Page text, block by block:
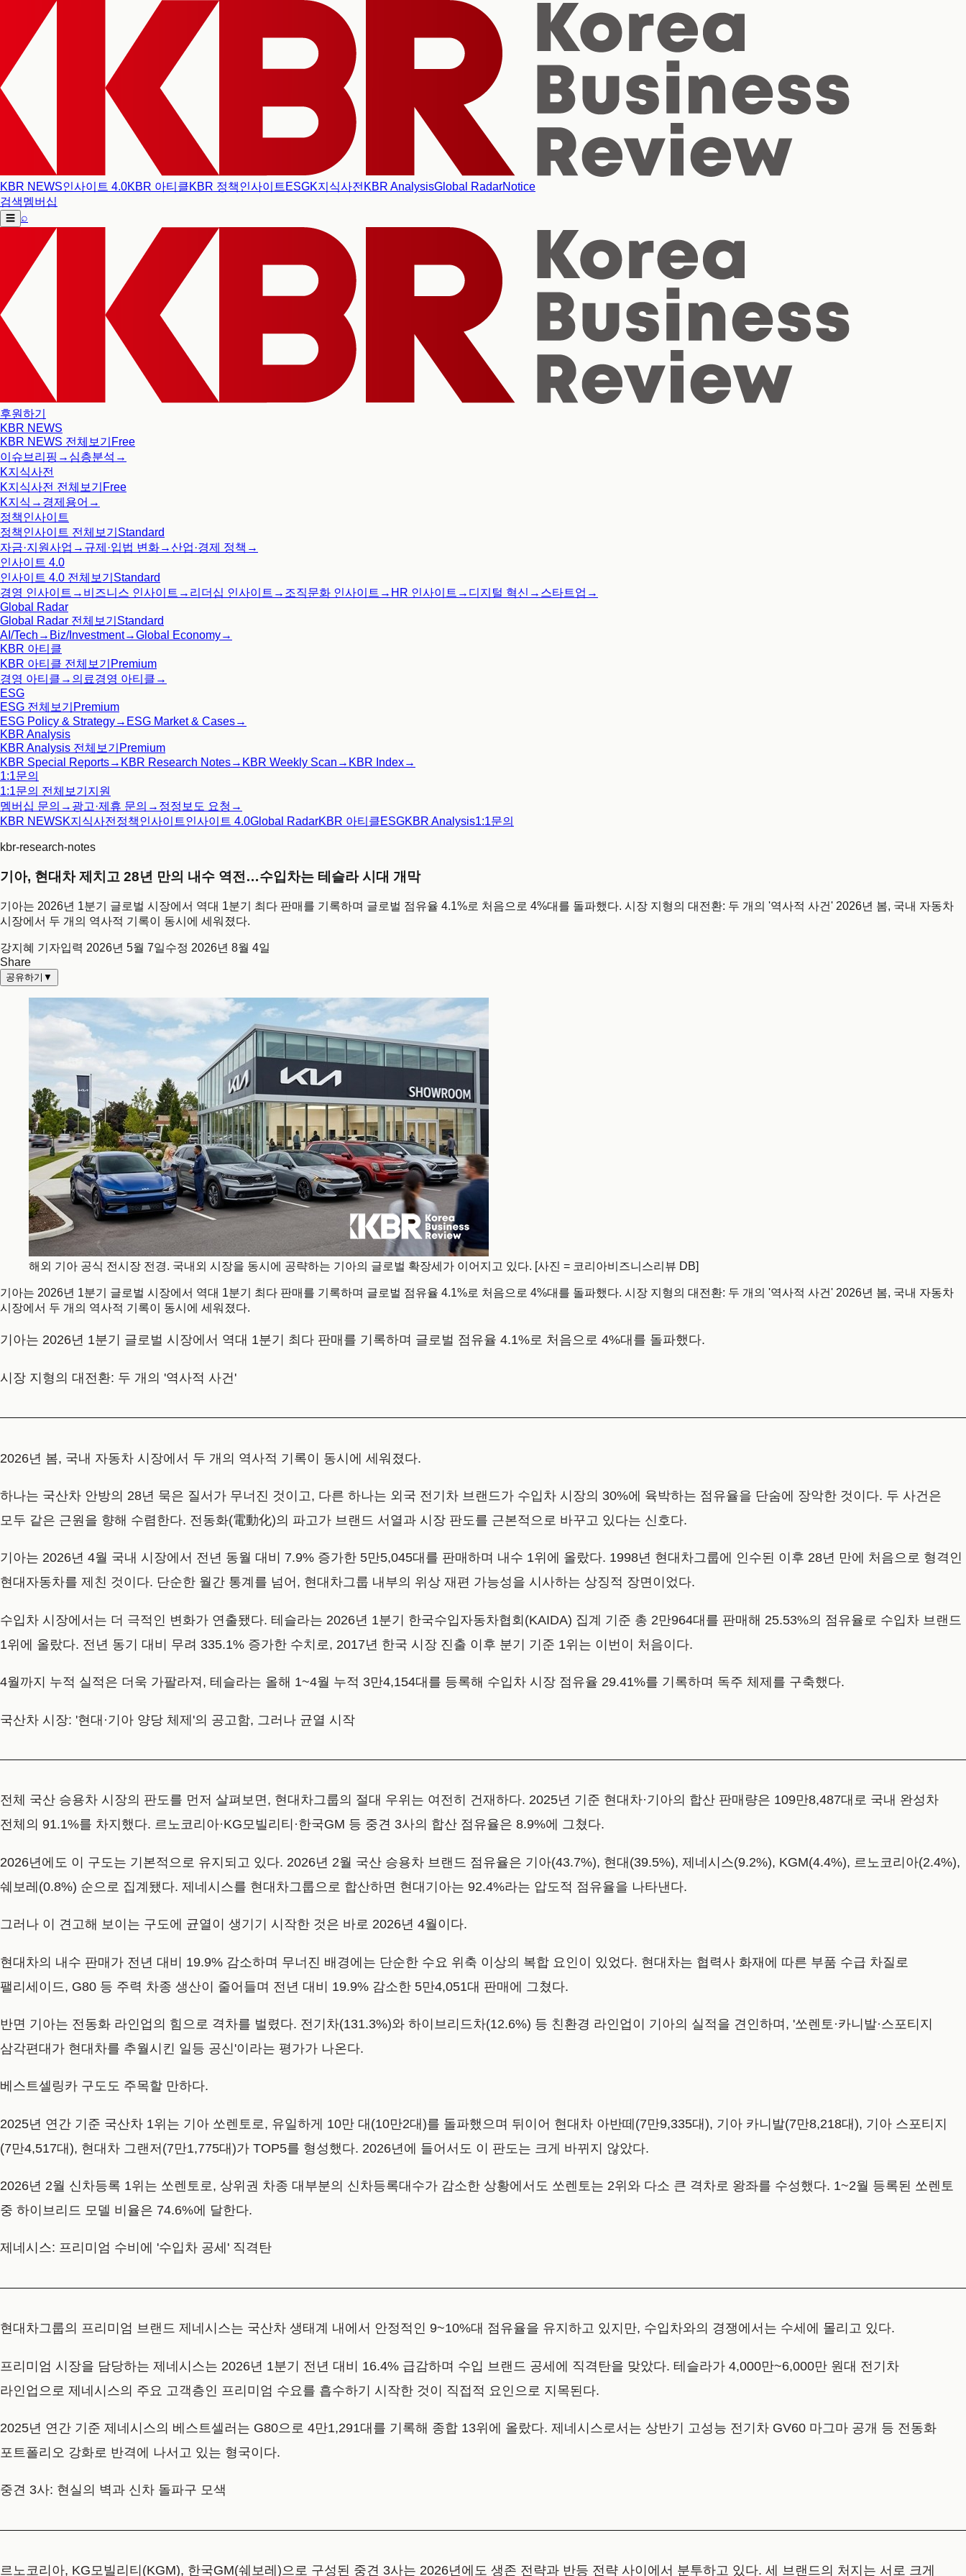
KBR NEWS인사이트 4.0KBR 아티클KBR 정책인사이트 ESGK지식사전 KBR AnalysisGlobal RadarNotice
검색멤버십
☰ ⌕
후원하기
KBR NEWS
KBR NEWS 전체보기 Free
이슈브리핑 → 심층분석 →
K지식사전
K지식사전 전체보기 Free
K지식 → 경제용어 →
정책인사이트
정책인사이트 전체보기 Standard
자금·지원사업 → 규제·입법 변화→산업·경제 정책 →
인사이트 4.0
인사이트 4.0 전체보기 Standard
경영 인사이트 → 비즈니스 인사이트 → 리더십 인사이트 → 조직문화 인사이트 → HR 인사이트 → 디지털 혁신 → 스타트업 →
Global Radar
Global Radar 전체보기 Standard
AI/Tech → Biz/Investment→Global Economy→
KBR 아티클
KBR 아티클 전체보기 Premium
경영 아티클 → 의료경영 아티클 →
ESG
ESG 전체보기 Premium
ESG Policy & Strategy→ ESG Market & Cases→
KBR Analysis
KBR Analysis 전체보기 Premium
KBR Special Reports→ KBR Research Notes→ KBR Weekly Scan → KBR Index→
1:1문의
1:1문의 전체보기 지원
멤버십 문의 → 광고·제휴 문의 → 정정보도 요청 →
KBR NEWSK지식사전 정책인사이트인사이트 4.0Global RadarKBR 아티클ESGKBR Analysis1:1문의
kbr-research-notes
기아, 현대차 제치고 28년 만의 내수 역전…수입차는 테슬라 시대 개막
기아는 2026년 1분기 글로벌 시장에서 역대 1분기 최다 판매를 기록하며 글로벌 점유율 4.1%로 처음으로 4%대를 돌파했다. 시장 지형의 대전환: 두 개의 '역사적 사건' 2026년 봄, 국내 자동차
시장에서 두 개의 역사적 기록이 동시에 세워졌다.
강지혜 기자입력 2026년 5월 7일수정 2026년 8월 4일
Share
공유하기 ▼
해외 기아 공식 전시장 전경. 국내외 시장을 동시에 공략하는 기아의 글로벌 확장세가 이어지고 있다. [사진 = 코리아비즈니스리뷰 DB]
기아는 2026년 1분기 글로벌 시장에서 역대 1분기 최다 판매를 기록하며 글로벌 점유율 4.1%로 처음으로 4%대를 돌파했다. 시장 지형의 대전환: 두 개의 '역사적 사건' 2026년 봄, 국내 자동차
시장에서 두 개의 역사적 기록이 동시에 세워졌다.
기아는 2026년 1분기 글로벌 시장에서 역대 1분기 최다 판매를 기록하며 글로벌 점유율 4.1%로 처음으로 4%대를 돌파했다.
시장 지형의 대전환: 두 개의 '역사적 사건'
2026년 봄, 국내 자동차 시장에서 두 개의 역사적 기록이 동시에 세워졌다.
하나는 국산차 안방의 28년 묵은 질서가 무너진 것이고, 다른 하나는 외국 전기차 브랜드가 수입차 시장의 30%에 육박하는 점유율을 단숨에 장악한 것이다. 두 사건은
모두 같은 근원을 향해 수렴한다. 전동화(電動化)의 파고가 브랜드 서열과 시장 판도를 근본적으로 바꾸고 있다는 신호다.
기아는 2026년 4월 국내 시장에서 전년 동월 대비 7.9% 증가한 5만5,045대를 판매하며 내수 1위에 올랐다. 1998년 현대차그룹에 인수된 이후 28년 만에 처음으로 형격인
현대자동차를 제친 것이다. 단순한 월간 통계를 넘어, 현대차그룹 내부의 위상 재편 가능성을 시사하는 상징적 장면이었다.
수입차 시장에서는 더 극적인 변화가 연출됐다. 테슬라는 2026년 1분기 한국수입자동차협회(KAIDA) 집계 기준 총 2만964대를 판매해 25.53%의 점유율로 수입차 브랜드
1위에 올랐다. 전년 동기 대비 무려 335.1% 증가한 수치로, 2017년 한국 시장 진출 이후 분기 기준 1위는 이번이 처음이다.
4월까지 누적 실적은 더욱 가팔라져, 테슬라는 올해 1~4월 누적 3만4,154대를 등록해 수입차 시장 점유율 29.41%를 기록하며 독주 체제를 구축했다.
국산차 시장: '현대·기아 양당 체제'의 공고함, 그러나 균열 시작
전체 국산 승용차 시장의 판도를 먼저 살펴보면, 현대차그룹의 절대 우위는 여전히 건재하다. 2025년 기준 현대차·기아의 합산 판매량은 109만8,487대로 국내 완성차
전체의 91.1%를 차지했다. 르노코리아·KG모빌리티·한국GM 등 중견 3사의 합산 점유율은 8.9%에 그쳤다.
2026년에도 이 구도는 기본적으로 유지되고 있다. 2026년 2월 국산 승용차 브랜드 점유율은 기아(43.7%), 현대(39.5%), 제네시스(9.2%), KGM(4.4%), 르노코리아(2.4%),
쉐보레(0.8%) 순으로 집계됐다. 제네시스를 현대차그룹으로 합산하면 현대기아는 92.4%라는 압도적 점유율을 나타낸다.
그러나 이 견고해 보이는 구도에 균열이 생기기 시작한 것은 바로 2026년 4월이다.
현대차의 내수 판매가 전년 대비 19.9% 감소하며 무너진 배경에는 단순한 수요 위축 이상의 복합 요인이 있었다. 현대차는 협력사 화재에 따른 부품 수급 차질로
팰리세이드, G80 등 주력 차종 생산이 줄어들며 전년 대비 19.9% 감소한 5만4,051대 판매에 그쳤다.
반면 기아는 전동화 라인업의 힘으로 격차를 벌렸다. 전기차(131.3%)와 하이브리드차(12.6%) 등 친환경 라인업이 기아의 실적을 견인하며, '쏘렌토·카니발·스포티지
삼각편대가 현대차를 추월시킨 일등 공신'이라는 평가가 나온다.
베스트셀링카 구도도 주목할 만하다.
2025년 연간 기준 국산차 1위는 기아 쏘렌토로, 유일하게 10만 대(10만2대)를 돌파했으며 뒤이어 현대차 아반떼(7만9,335대), 기아 카니발(7만8,218대), 기아 스포티지
(7만4,517대), 현대차 그랜저(7만1,775대)가 TOP5를 형성했다. 2026년에 들어서도 이 판도는 크게 바뀌지 않았다.
2026년 2월 신차등록 1위는 쏘렌토로, 상위권 차종 대부분의 신차등록대수가 감소한 상황에서도 쏘렌토는 2위와 다소 큰 격차로 왕좌를 수성했다. 1~2월 등록된 쏘렌토
중 하이브리드 모델 비율은 74.6%에 달한다.
제네시스: 프리미엄 수비에 '수입차 공세' 직격탄
현대차그룹의 프리미엄 브랜드 제네시스는 국산차 생태계 내에서 안정적인 9~10%대 점유율을 유지하고 있지만, 수입차와의 경쟁에서는 수세에 몰리고 있다.
프리미엄 시장을 담당하는 제네시스는 2026년 1분기 전년 대비 16.4% 급감하며 수입 브랜드 공세에 직격탄을 맞았다. 테슬라가 4,000만~6,000만 원대 전기차
라인업으로 제네시스의 주요 고객층인 프리미엄 수요를 흡수하기 시작한 것이 직접적 요인으로 지목된다.
2025년 연간 기준 제네시스의 베스트셀러는 G80으로 4만1,291대를 기록해 종합 13위에 올랐다. 제네시스로서는 상반기 고성능 전기차 GV60 마그마 공개 등 전동화
포트폴리오 강화로 반격에 나서고 있는 형국이다.
중견 3사: 현실의 벽과 신차 돌파구 모색
르노코리아, KG모빌리티(KGM), 한국GM(쉐보레)으로 구성된 중견 3사는 2026년에도 생존 전략과 반등 전략 사이에서 분투하고 있다. 세 브랜드의 처지는 서로 크게